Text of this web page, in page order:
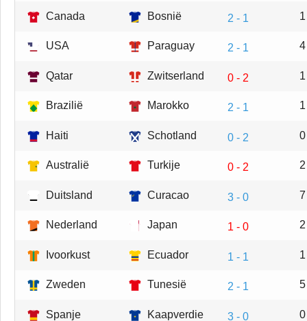
Canada Bosnië 2 - 1
USA Paraguay 2 - 1
Qatar Zwitserland 0 - 2
Brazilië Marokko 2 - 1
Haiti Schotland 0 - 2
Australië Turkije 0 - 2
Duitsland Curacao 3 - 0
Nederland Japan 1 - 0
Ivoorkust Ecuador 1 - 1
Zweden Tunesië 2 - 1
Spanje Kaapverdie 3 - 0